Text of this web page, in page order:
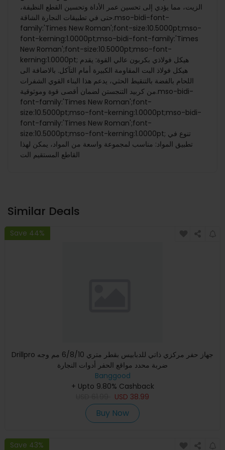
الزيت، مما يؤدي إلى تحسين عمر الأداة وتحسين القطع النظيفة،
حتى في تطبيقات النجارة الشاقة.mso-bidi-font-
family:'Times New Roman';font-size:10.5000pt;mso-
font-kerning:1.0000pt;mso-bidi-font-family:'Times
New Roman';font-size:10.5000pt;mso-font-
kerning:1.0000pt; هيكل فولاذي بكربون عالي القوة: يقدم
هيكل فولاذ البت المقاومة الكبيرة أمام التآكل. بالاضافة الى
اللحام بالفضة بالتنقيط الحثي، يدعم هذا البناء القوي الشفرات
من كربيد التنجستن لضمان أقصى قوة وموثوقية.mso-bidi-
font-family:'Times New Roman';font-
size:10.5000pt;mso-font-kerning:1.0000pt;mso-bidi-
font-family:'Times New Roman';font-
size:10.5000pt;mso-font-kerning:1.0000pt; تنوع في
تطبيق المواد: مناسب لمجموعة واسعة من المواد، يمكن لهذا
القاطع المستقيم الت
Similar Deals
Save 44%
Drillpro جهاز حفر مركزي ذاتي للدبابيس بقطر متري 6/8/10 مم وجه
ضربة محدد مواقع الحفر أدوات النجارة
Banggood
+ Upto 9.80% Cashback
USD 38.99
Buy Now
Save 43%